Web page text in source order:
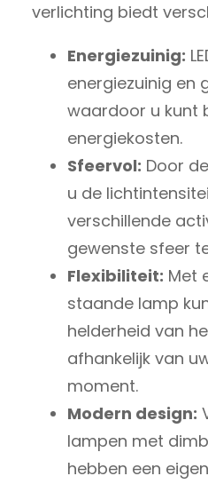
verlichting biedt
Energiezuinig:
energiezuinig en
waardoor u kunt
energiekosten.
Sfeervol: Door
u de
verschillende
gewenste sfeer
Flexibiliteit: Met
staande lamp
helderheid van
afhankelijk van
moment.
Modern design:
lampen met
hebben een